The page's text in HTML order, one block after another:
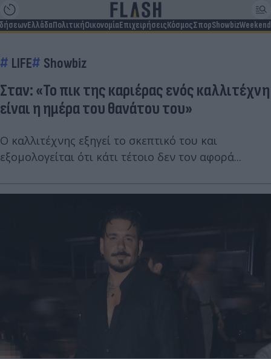
ΕλλάδαΠολιτικήΟικονομίαΕπιχειρήσειςΚόσμοςΣπορShowbizWeekend
LIFE Showbiz
Σταν: «Το πικ της καριέρας ενός καλλιτέχνη
είναι η ημέρα του θανάτου του»
Ο καλλιτέχνης εξηγεί το σκεπτικό του και
εξομολογείται ότι κάτι τέτοιο δεν τον αφορά...